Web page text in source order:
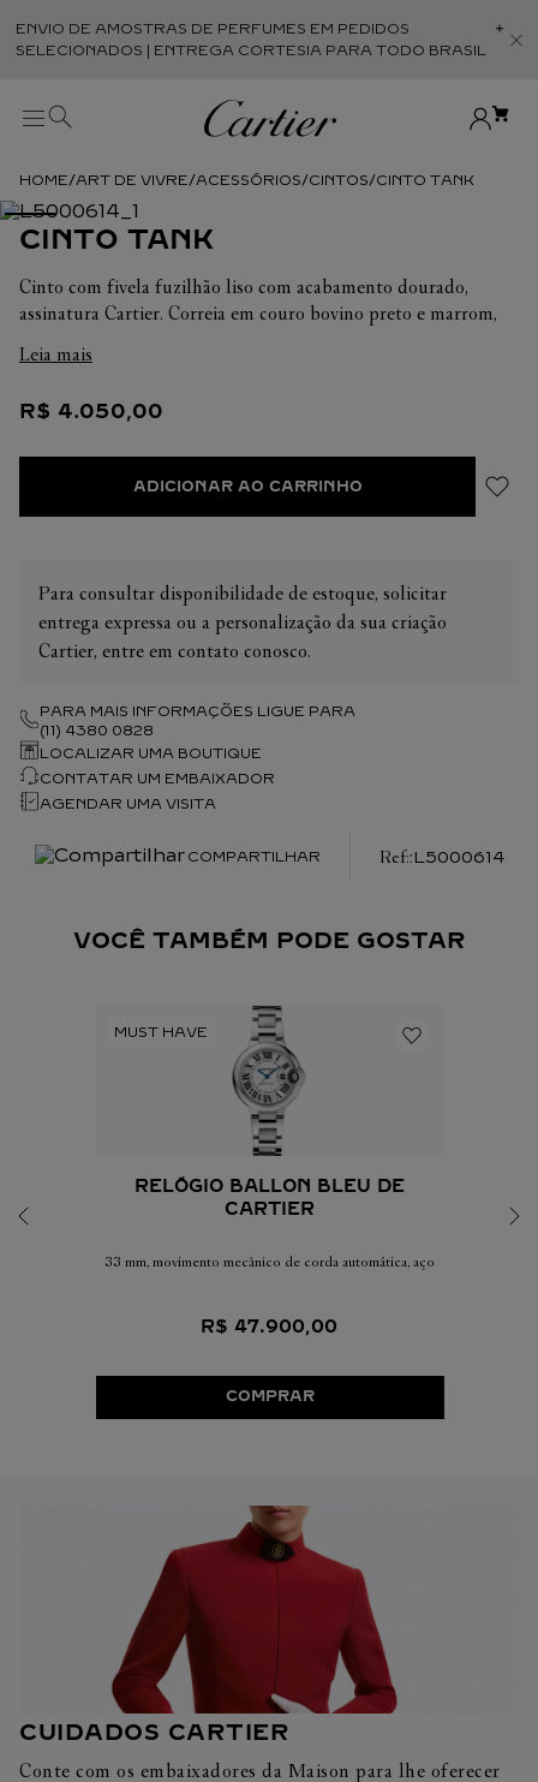
ENVIO DE AMOSTRAS DE PERFUMES EM PEDIDOS
SELECIONADOS | ENTREGA CORTESIA PARA TODO BRASIL
ART DE VIVRE ACESSÓRIOS CINTOS CINTO TANK
CINTO TANK
Cinto com fivela fuzilhão liso com acabamento dourado,
assinatura Cartier. Correia em couro bovino preto e marrom,
comprimento 1.230 mm. Ajustável.
Leia mais
R$ 4.050,00
ADICIONAR AO CARRINHO
Para consultar disponibilidade de estoque, solicitar
entrega expressa ou a personalização da sua criação
Cartier, entre em contato conosco.
PARA MAIS INFORMAÇÕES LIGUE PARA
(11) 4380 0828
LOCALIZAR UMA BOUTIQUE
CONTATAR UM EMBAIXADOR
AGENDAR UMA VISITA
COMPARTILHAR :L5000614
VOCÊ TAMBÉM PODE GOSTAR
RELÓGIO BALLON BLEU DE
CARTIER
33 mm, movimento mecânico de corda automática, aço
R$ 47.900,00
COMPRAR
CUIDADOS CARTIER
Conte com os embaixadores da Maison para lhe oferecer